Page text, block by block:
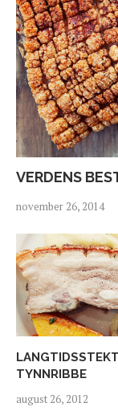
VERDENS
november 26, 2014
LANGTIDSSTEKT
TYNNRIBBE
august 26, 2012